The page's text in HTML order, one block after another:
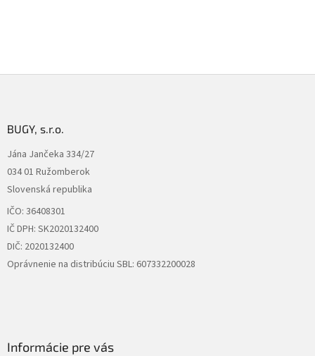
BUGY, s.r.o.
Jána Jančeka 334/27
034 01 Ružomberok
Slovenská republika
IČO: 36408301
IČ DPH: SK2020132400
DIČ: 2020132400
Oprávnenie na distribúciu SBL: 607332200028
Informácie pre vás